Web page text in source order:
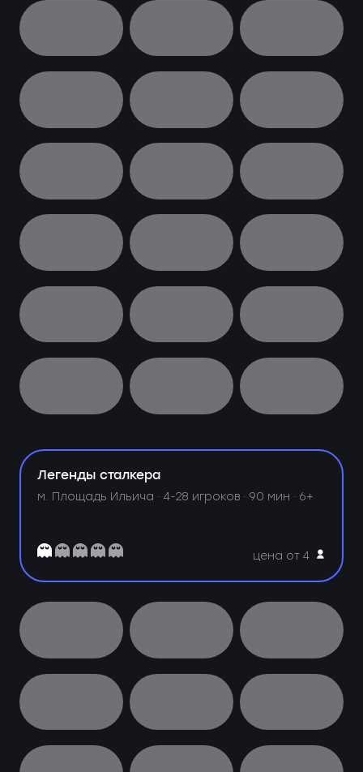
Легенды сталкера
м. Площадь Ильича ·4-28 игроков · 90 мин · 6+
цена от 4